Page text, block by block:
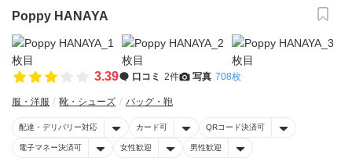
Poppy HANAYA
3.39 口コミ 2件 写真 708枚
服・洋服 靴・シューズ バッグ・鞄
配達・デリバリー対応 カード可 QRコード決済可
電子マネー決済可 女性歓迎 男性歓迎